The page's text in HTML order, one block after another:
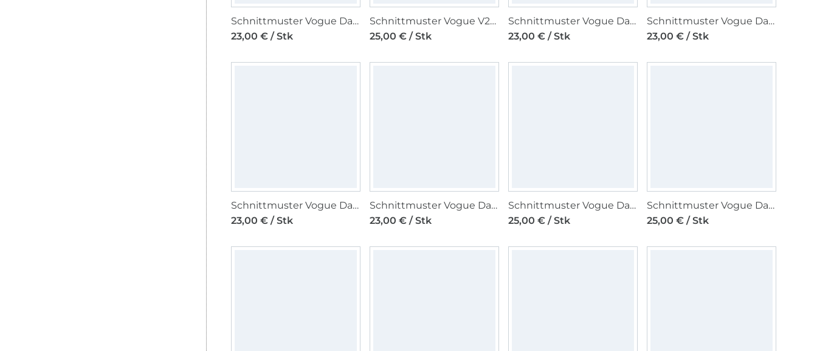
Schnittmuster Vogue Damenjacke 2073 Gr. 44-52
23,00 € / Stk
Schnittmuster Vogue V2071 Damenjacke Gr. 32-50
25,00 € / Stk
Schnittmuster Vogue Damenhose 2070 Gr. 34-42
23,00 € / Stk
Schnittmuster Vogue Damenrock 2069 Gr. 34-42
23,00 € / Stk
Schnittmuster Vogue Damentop 2068 Gr. 44-52
23,00 € / Stk
Schnittmuster Vogue Damentop 2068 Gr. 34-42
23,00 € / Stk
Schnittmuster Vogue Damentop/Jacke V2067 Gr. 32-50
25,00 € / Stk
Schnittmuster Vogue Damenkleid V2066 Gr. 42-50
25,00 € / Stk